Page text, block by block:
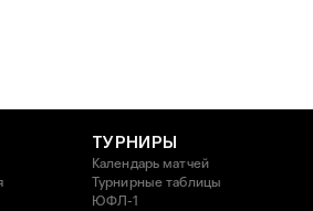
ТУРНИРЫ
Календарь матчей
Турнирные таблицы
ЮФЛ-1